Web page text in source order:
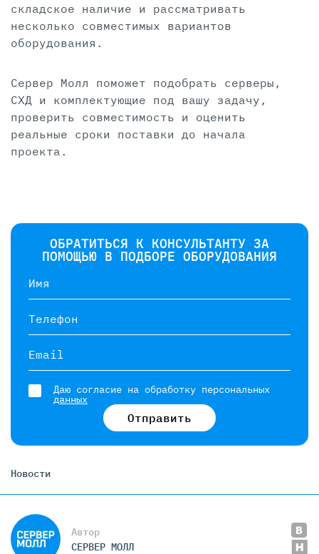
складское наличие и рассматривать
несколько совместимых вариантов
оборудования.
Сервер Молл поможет подобрать серверы,
СХД и комплектующие под вашу задачу,
проверить совместимость и оценить
реальные сроки поставки до начала
проекта.
ОБРАТИТЬСЯ К КОНСУЛЬТАНТУ ЗА
ПОМОЩЬЮ В ПОДБОРЕ ОБОРУДОВАНИЯ
Имя
Телефон
Email
Даю согласие на обработку персональных
данных
Отправить
Новости
Автор
СЕРВЕР МОЛЛ